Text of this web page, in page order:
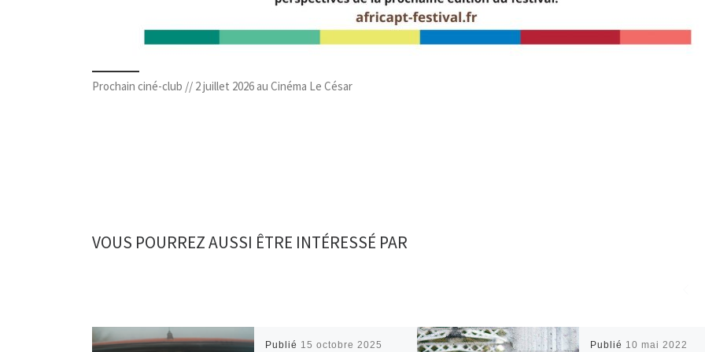
Prochain ciné-club // 2 juillet 2026 au Cinéma Le César
VOUS POURREZ AUSSI ÊTRE INTÉRESSÉ PAR
Publié 15 octobre 2025 Publié 10 mai 2022